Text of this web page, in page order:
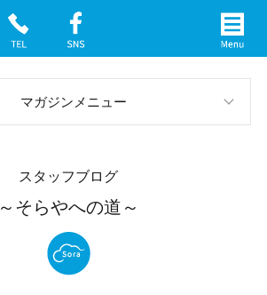
マガジンメニュー
イベント案内
スタッフブログ
～そらやへの道～